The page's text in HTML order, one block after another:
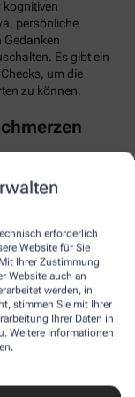
erforderlich
Website für Sie
Ihrer Zustimmung
Website auch an
werden, in
stimmen Sie mit Ihrer
Ihrer Daten in
Weitere Informationen
kognitiven
persönliche
Gedanken
Es gibt ein
um die
zu können.
und die
optimalen
Darüber hinaus
Migräne bereit
Personal